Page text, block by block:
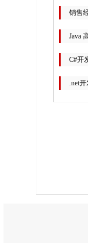
销售
Java
C#开
.net